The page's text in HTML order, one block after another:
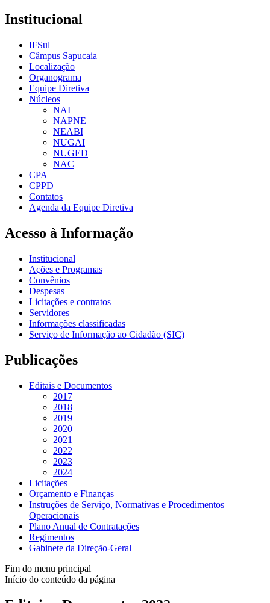
Institucional
IFSul
Câmpus Sapucaia
Localização
Organograma
Equipe Diretiva
Núcleos
NAI
NAPNE
NEABI
NUGAI
NUGED
NAC
CPA
CPPD
Contatos
Agenda da Equipe Diretiva
Acesso à Informação
Institucional
Ações e Programas
Convênios
Despesas
Licitações e contratos
Servidores
Informações classificadas
Serviço de Informação ao Cidadão (SIC)
Publicações
Editais e Documentos
2017
2018
2019
2020
2021
2022
2023
2024
Licitações
Orçamento e Finanças
Instruções de Serviço, Normativas e Procedimentos
Operacionais
Plano Anual de Contratações
Regimentos
Gabinete da Direção-Geral
Fim do menu principal
Início do conteúdo da página